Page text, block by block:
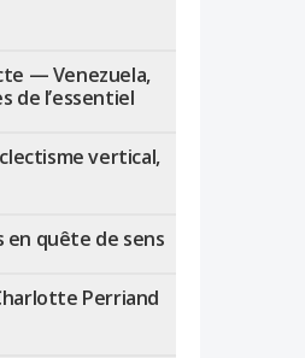
— Venezuela,
de l’essentiel
vertical,
en quête de sens
Perriand